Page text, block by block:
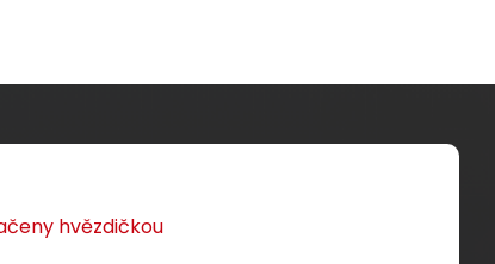
hvězdičkou